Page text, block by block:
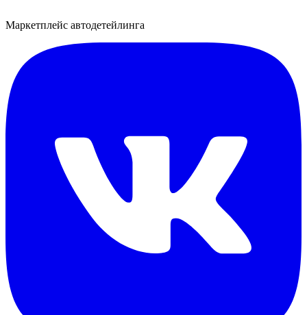
Маркетплейс автодетейлинга